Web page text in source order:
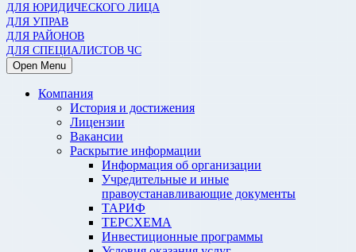
ДЛЯ ЮРИДИЧЕСКОГО ЛИЦА
ДЛЯ УПРАВ
ДЛЯ РАЙОНОВ
ДЛЯ СПЕЦИАЛИСТОВ ЧС
Open Menu
Компания
История и достижения
Лицензии
Вакансии
Раскрытие информации
Информация об организации
Учредительные и иные
правоустанавливающие документы
ТАРИФ
ТЕРСХЕМА
Инвестиционные программы